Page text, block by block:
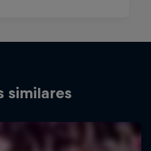
similares